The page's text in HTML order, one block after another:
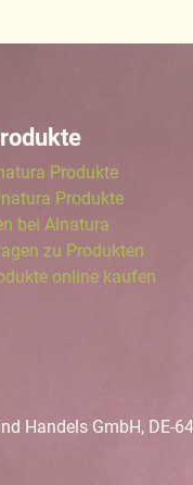
Produkte
Produkte
bei Alnatura
zu Produkten
online kaufen
Handels GmbH, DE-